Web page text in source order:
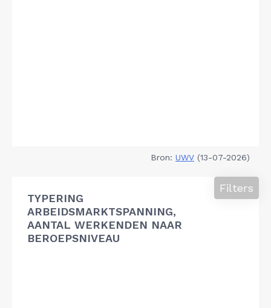
Bron: UWV (13-07-2026)
TYPERING
ARBEIDSMARKTSPANNING,
AANTAL WERKENDEN NAAR
BEROEPSNIVEAU
Filters